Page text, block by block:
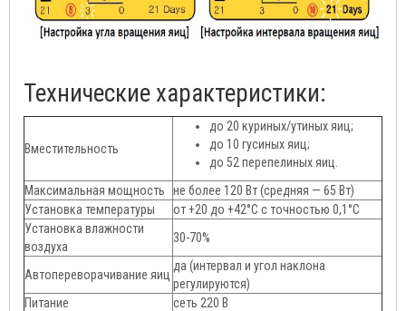
Технические характеристики:
Вместительность
до 20 куриных/утиных яиц;
до 10 гусиных яиц;
до 52 перепелиных яиц.
Максимальная мощность
не более 120 Вт (средняя — 65 Вт)
Установка температуры
от +20 до +42°C с точностью 0,1°C
Установка влажности
воздуха
30-70%
Автопереворачивание яиц
да (интервал и угол наклона
регулируются)
Питание
сеть 220 В